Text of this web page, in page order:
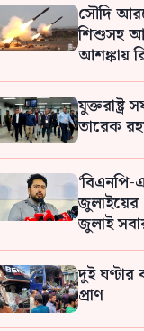
সৌদি
শিশুসহ
আশঙ্কায়
যুক্তরাষ্ট্র
তারেক
‘বিএনপি-
জুলাইয়ের
জুলাই
দলের
দুই
প্রাণ